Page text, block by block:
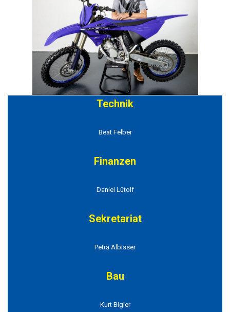
Technik
Beat Felber
Finanzen
Daniel Lütolf
Sekretariat
Petra Albisser
Bau
Kurt Bigler